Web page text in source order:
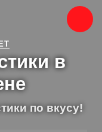
в
по вкусу!